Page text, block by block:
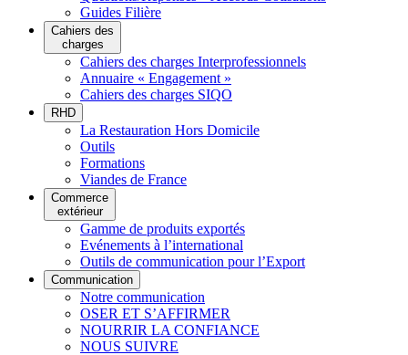
Guides Filière
Cahiers des
charges
Cahiers des charges Interprofessionnels
Annuaire « Engagement »
Cahiers des charges SIQO
RHD
La Restauration Hors Domicile
Outils
Formations
Viandes de France
Commerce
extérieur
Gamme de produits exportés
Evénements à l’international
Outils de communication pour l’Export
Communication
Notre communication
OSER ET S’AFFIRMER
NOURRIR LA CONFIANCE
NOUS SUIVRE